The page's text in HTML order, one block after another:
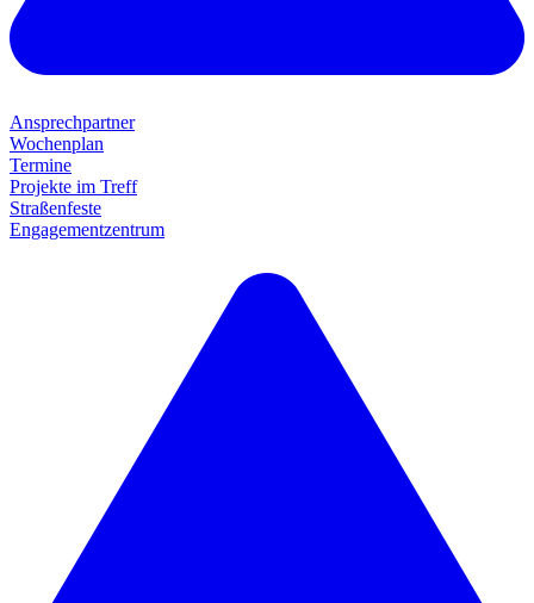
Ansprechpartner
Wochenplan
Termine
Projekte im Treff
Straßenfeste
Engagementzentrum